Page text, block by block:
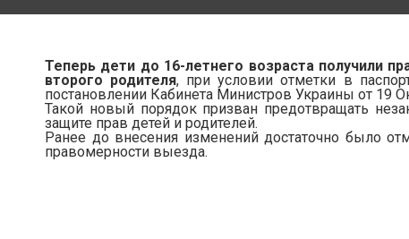
Теперь дети до 16-летнего возраста получили
второго родителя, при условии отметки в
постановлении Кабинета Министров Украины от 19
Такой новый порядок призван предотвращать
защите прав детей и родителей.
Ранее до внесения изменений достаточно было
правомерности выезда.